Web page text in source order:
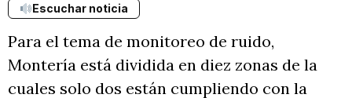
Escuchar noticia
Para el tema de monitoreo de ruido,
Montería está dividida en diez zonas de la
cuales solo dos están cumpliendo con la